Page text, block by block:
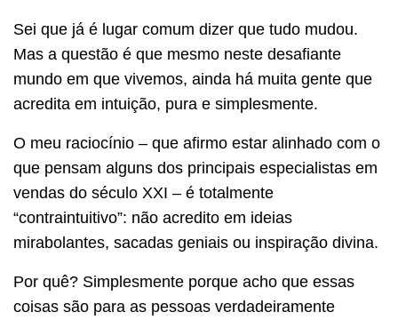
Sei que já é lugar comum dizer que tudo mudou.
Mas a questão é que mesmo neste desafiante
mundo em que vivemos, ainda há muita gente que
acredita em intuição, pura e simplesmente.
O meu raciocínio – que afirmo estar alinhado com o
que pensam alguns dos principais especialistas em
vendas do século XXI – é totalmente
“contraintuitivo”: não acredito em ideias
mirabolantes, sacadas geniais ou inspiração divina.
Por quê? Simplesmente porque acho que essas
coisas são para as pessoas verdadeiramente